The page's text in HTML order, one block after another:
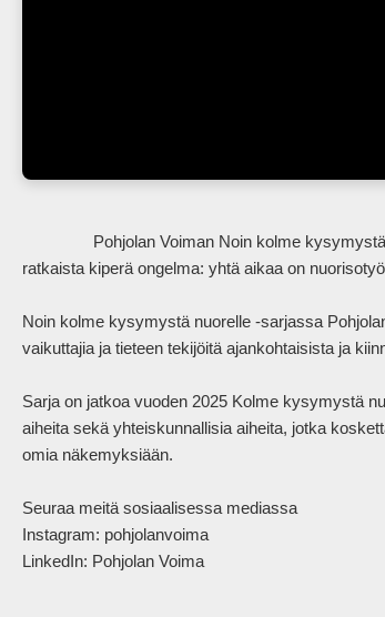
ratkaista kiperä ongelma: yhtä aikaa on
Noin kolme kysymystä nuorelle -sarjassa
vaikuttajia ja tieteen tekijöitä ajankohtaisista ja
Sarja on jatkoa vuoden 2025 Kolme kysymystä
aiheita sekä yhteiskunnallisia aiheita, jotka
omia näkemyksiään.
Seuraa meitä sosiaalisessa mediassa
Instagram: pohjolanvoima
LinkedIn: Pohjolan Voima